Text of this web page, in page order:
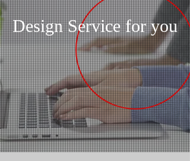
Design Service for you